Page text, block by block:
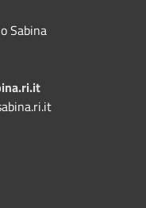
Sabina